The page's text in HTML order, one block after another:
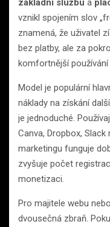
základní službu a
vznikl spojením slov
znamená, že uživatel
bez platby, ale za
komfortnější
Model je populární
náklady na získání
je jednoduché.
Canva, Dropbox,
marketingu funguje
zvyšuje počet
monetizaci.
Pro majitele webu
dvousečná zbraň.